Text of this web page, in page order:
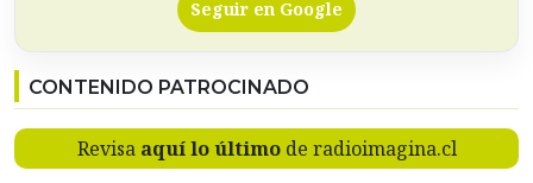
Seguir en Google
CONTENIDO PATROCINADO
Revisa aquí lo últimode radioimagina.cl